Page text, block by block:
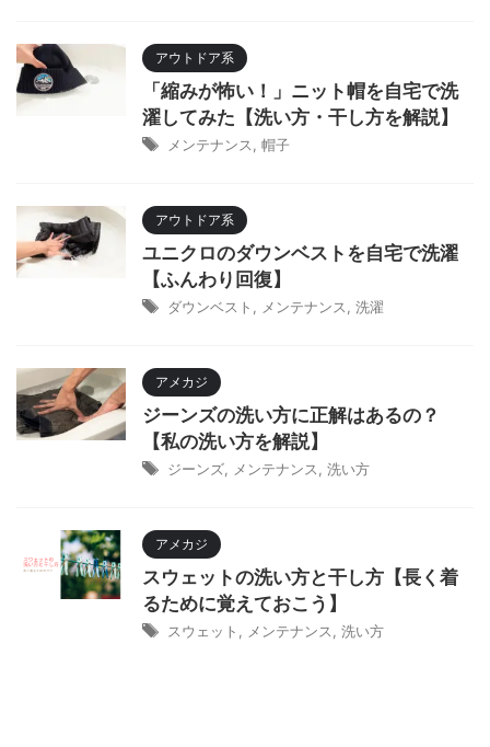
アウトドア系
「縮みが怖い！」ニット帽を自宅で洗
濯してみた【洗い方・干し方を解説】
メンテナンス 帽子
アウトドア系
ユニクロのダウンベストを自宅で洗濯
【ふんわり回復】
ダウンベスト メンテナンス 洗濯
アメカジ
ジーンズの洗い方に正解はあるの？
【私の洗い方を解説】
ジーンズ メンテナンス 洗い方
アメカジ
スウェットの洗い方と干し方【長く着
るために覚えておこう】
スウェット メンテナンス 洗い方